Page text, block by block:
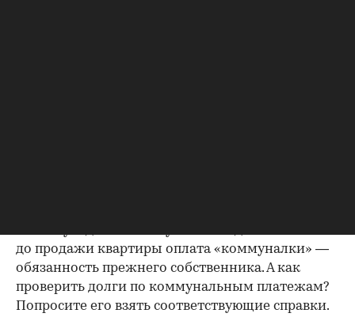
до продажи квартиры оплата «коммуналки» —
обязанность прежнего собственника. А как
проверить долги по коммунальным платежам?
Попросите его взять соответствующие справки.